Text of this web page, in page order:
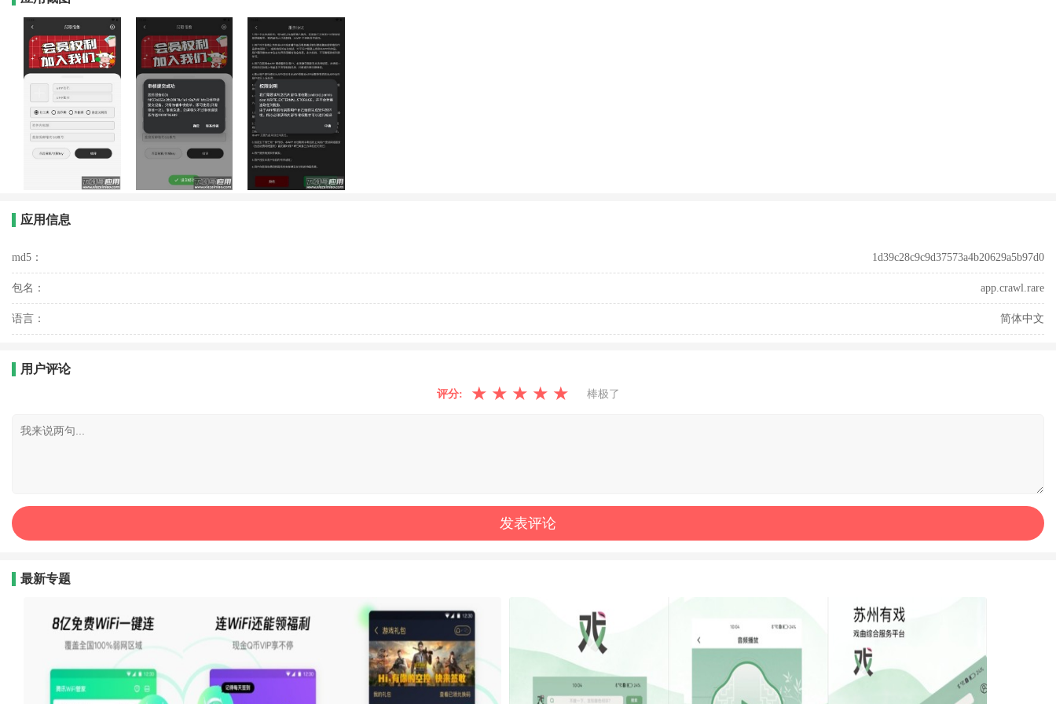
应用信息
md5： 1d39c28c9c9d37573a4b20629a5b97d0
包名： app.crawl.rare
语言： 简体中文
用户评论
评分: ★ ★ ★ ★ ★ 棒极了
最新专题